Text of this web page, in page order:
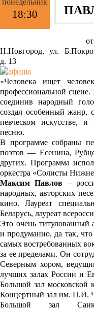
понедельник
18:30
Н.Новгород, ул.
д. 13
«Человека ищет
профессиональной
соединив народный
создал особенный жанр,
певческом искусстве,
песню.
В программе собраны
поэтов — Есенина,
других. Программа
оркестра «Солисты
Максим Павлов –
народных, авторских
кино. Лауреат
Беларусь, лауреат
Это очень титулованный
и продуманно, да так,
самых востребованных
за ее пределами. Он
Северным хором,
лучших залах России и
Большой зал московской
Концертный зал им. П.И.
Большой зал Санкт-